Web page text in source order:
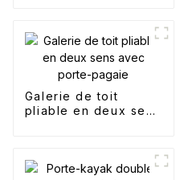
Galerie de toit
pliable en deux sens